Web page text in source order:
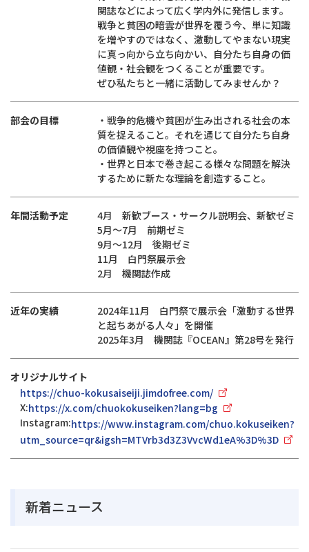
関誌などによって広く学内外に発信します。
戦争と貧困の暗雲が世界を覆う今、単に知識
を増やすのではなく、激動してやまない現実
に真っ向から立ち向かい、自分たち自身の価
値観・社会観をつくることが重要です。
ぜひ私たちと一緒に活動してみませんか？
部会の目標
・戦争的危機や貧困が生み出される社会の本
質を捉えること。それを通じて自分たち自身
の価値観や視座を持つこと。
・世界と日本で巻き起こる様々な問題を解決
するために新たな理論を創造すること。
年間活動予定
4月 新歓ブース・サークル説明会、新歓ゼミ
5月～7月 前期ゼミ
9月～12月 後期ゼミ
11月 白門祭展示会
2月 機関誌作成
近年の実績
2024年11月 白門祭で展示会「激動する世界
と起ちあがる人々」を開催
2025年3月 機関誌『OCEAN』第28号を発行
オリジナルサイト
https://chuo-kokusaiseiji.jimdofree.com/
X:https://x.com/chuokokuseiken?lang=bg
Instagram:https://www.instagram.com/chuo.kokuseiken?
utm_source=qr&igsh=MTVrb3d3Z3VvcWd1eA%3D%3D
新着ニュース